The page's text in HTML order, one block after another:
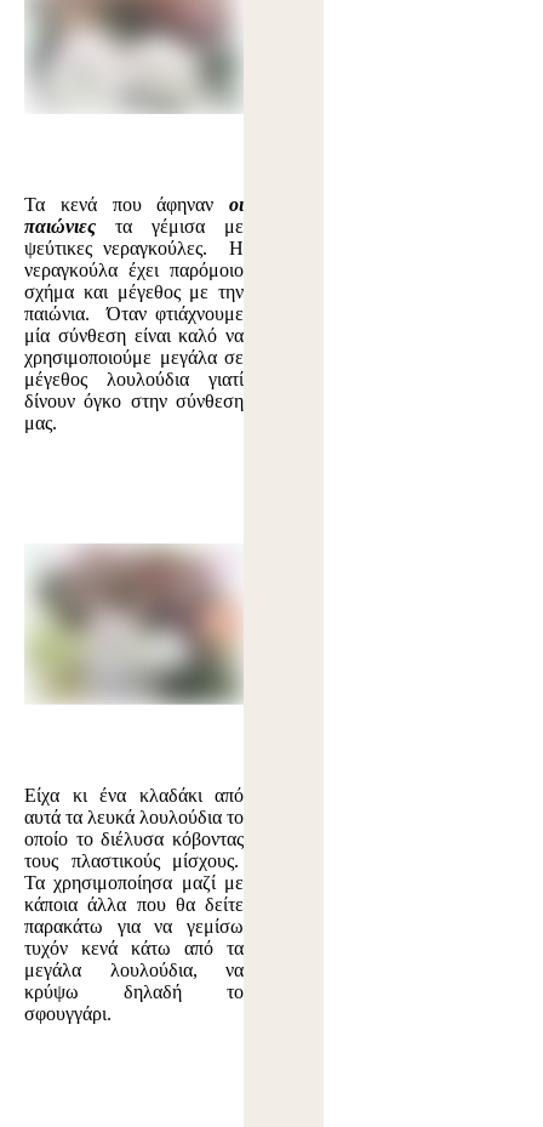
Τα κενά που άφηνανοι
παιώνιες τα γέμισα με
ψεύτικες νεραγκούλες. Η
νεραγκούλα έχει παρόμοιο
σχήμα και μέγεθος με την
παιώνια. Όταν φτιάχνουμε
μία σύνθεση είναι καλό να
χρησιμοποιούμε μεγάλα σε
μέγεθος λουλούδια γιατί
δίνουν όγκο στην σύνθεση
μας.
Είχα κι ένα κλαδάκι από
αυτά τα λευκά λουλούδια το
οποίο το διέλυσα κόβοντας
τους πλαστικούς μίσχους.
Τα χρησιμοποίησα μαζί με
κάποια άλλα που θα δείτε
παρακάτω για να γεμίσω
τυχόν κενά κάτω από τα
μεγάλα λουλούδια, να
κρύψω δηλαδή το
σφουγγάρι.